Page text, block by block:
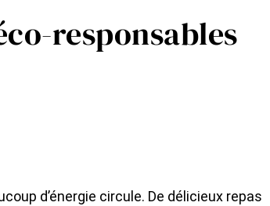
responsables
d’énergie circule. De délicieux repas